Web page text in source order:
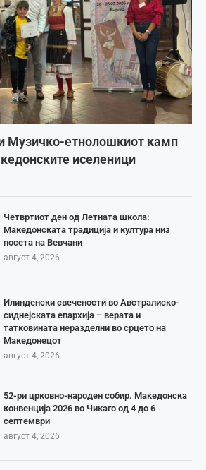
Музичко-етнолошкиот камп
иселеници
Четвртиот ден од Летната школа:
Македонската традиција и култура низ
посета на Вевчани
август 4, 2026
Илинденски свечености во Австралиско-
сиднејската епархија – верата и
татковината неразделни во срцето на
Македонецот
август 4, 2026
52-ри црковно-народен собир. Македонска
конвенција 2026 во Чикаго од 4 до 6
септември
август 4, 2026